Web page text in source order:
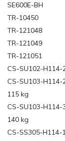
SE600E-BH
TR-10450
TR-121048
TR-121049
TR-121051
CS-SU102-H114-
CS-SU103-H114-
115 kg
CS-SU103-H114-
140 kg
CS-SS305-H114-